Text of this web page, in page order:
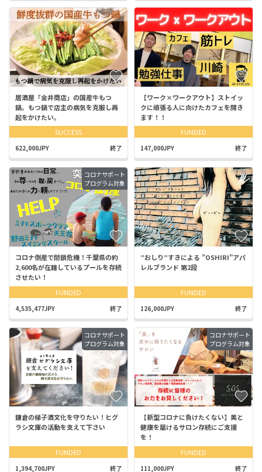
居酒屋「金井商店」の国産牛もつ
鍋。もつ鍋で店主の病気を克服し再
起をかけたい。
SUCCESS
622,000JPY 終了
【ワーク×ワークアウト】ストイッ
クに頑張る人に向けたカフェを開き
ます！！
FUNDED
147,000JPY 終了
コロナサポート
プログラム対象
コロナ倒産で閉鎖危機！千葉県の約
2,600名が在籍しているプールを存続
させたい！
FUNDED
4,535,477JPY 終了
”おしり”すきによる ”OSHIRI”アパ
レルブランド 第2段
FUNDED
126,000JPY 終了
コロナサポート
プログラム対象
鎌倉の梯子酒文化を守りたい！ヒグ
ラシ文庫の活動を支えて下さい
FUNDED
1,394,700JPY 終了
コロナサポート
プログラム対象
【新型コロナに負けたくない】美と
健康を届けるサロン存続にご支援
を！
FUNDED
111,000JPY 終了